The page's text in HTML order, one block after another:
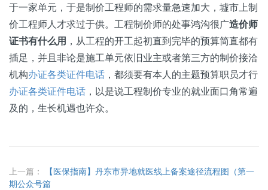
于一家单元，于是制价工程师的需求量急速加大，墟市上制
价工程师人才求过于供。工程制价师的处事鸿沟很广造价师
证书有什么用 ，从工程的开工起初直到完毕的预算简直都有
插足，并且非论是施工单元依旧业主或者第三方的制价接洽
机构办证各类证件电话 ，都须要有本人的主题预算职员才行
办证各类证件电话 ，以是说工程制价专业的就业面口角常遍
及的，生长机遇也许众。
上一篇：
【医保指南】丹东市异地就医线上备案途径流程图（第一
期公众号篇